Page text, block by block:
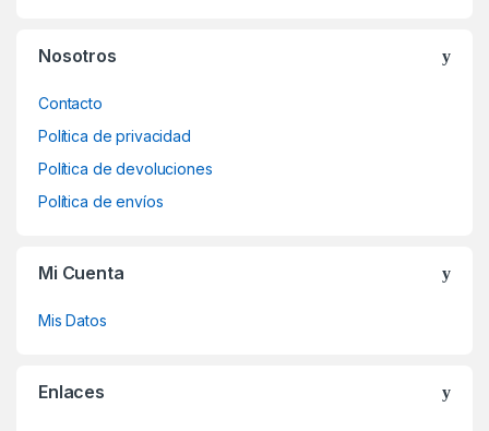
Nosotros
Contacto
Política de privacidad
Política de devoluciones
Política de envíos
Mi Cuenta
Mis Datos
Enlaces